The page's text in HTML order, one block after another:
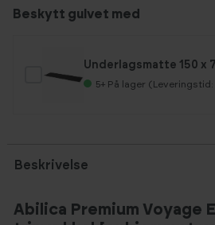
Beskytt gulvet med
Underlagsmatte 150 x
5+ På lager
Beskrivelse
Abilica Premium Voyage